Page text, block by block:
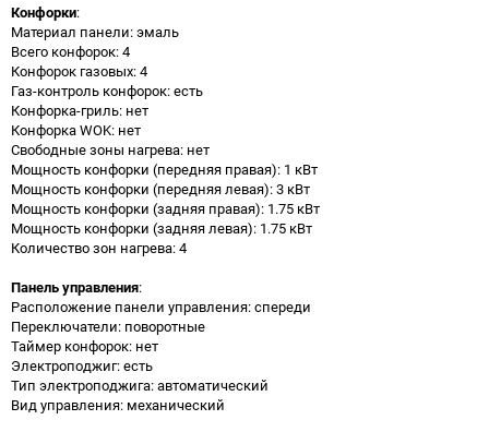
Конфорки:
Материал панели: эмаль
Всего конфорок: 4
Конфорок газовых: 4
Газ-контроль конфорок: есть
Конфорка-гриль: нет
Конфорка WOK: нет
Свободные зоны нагрева: нет
Мощность конфорки (передняя правая): 1 кВт
Мощность конфорки (передняя левая): 3 кВт
Мощность конфорки (задняя правая): 1.75 кВт
Мощность конфорки (задняя левая): 1.75 кВт
Количество зон нагрева: 4
Панель управления:
Расположение панели управления: спереди
Переключатели: поворотные
Таймер конфорок: нет
Электроподжиг: есть
Тип электроподжига: автоматический
Вид управления: механический